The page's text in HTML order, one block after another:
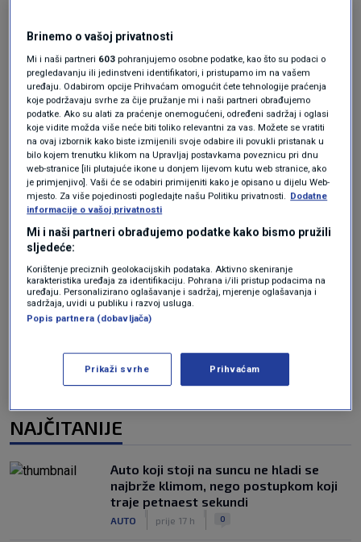
Oglas
Oglas
NAJČITANIJE
Auto koji stoji na suncu ne hladi se
najbrže klimom, nego postupkom koji
traje petnaest sekundi
AUTO prije 17 h 0
Brinemo o vašoj privatnosti
Mi i naši partneri 603 pohranjujemo osobne podatke, kao što su podaci o
pregledavanju ili jedinstveni identifikatori, i pristupamo im na vašem
uređaju. Odabirom opcije Prihvaćam omogućit ćete tehnologije praćenja
koje podržavaju svrhe za čije pružanje mi i naši partneri obrađujemo
podatke. Ako su alati za praćenje onemogućeni, određeni sadržaj i oglasi
koje vidite možda više neće biti toliko relevantni za vas. Možete se vratiti
na ovaj izbornik kako biste izmijenili svoje odabire ili povukli pristanak u
bilo kojem trenutku klikom na Upravljaj postavkama poveznicu pri dnu
web-stranice [ili plutajuće ikone u donjem lijevom kutu web stranice, ako
je primjenjivo]. Vaši će se odabiri primijeniti kako je opisano u dijelu Web-
mjesto. Za više pojedinosti pogledajte našu Politiku privatnosti.
Dodatne
informacije o vašoj privatnosti
Mi i naši partneri obrađujemo podatke kako bismo pružili
sljedeće:
Korištenje preciznih geolokacijskih podataka. Aktivno skeniranje
karakteristika uređaja za identifikaciju. Pohrana i/ili pristup podacima na
uređaju. Personalizirano oglašavanje i sadržaj, mjerenje oglašavanja i
sadržaja, uvidi u publiku i razvoj usluga.
Popis partnera (dobavljača)
Prikaži svrhe Prihvaćam